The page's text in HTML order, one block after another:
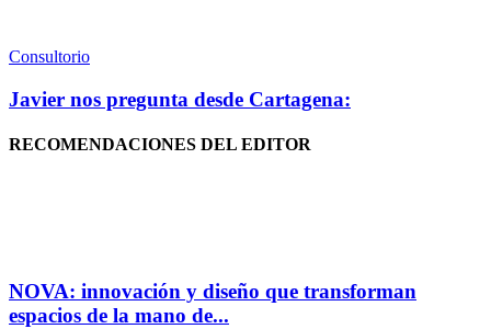
Consultorio
Javier nos pregunta desde Cartagena:
RECOMENDACIONES DEL EDITOR
NOVA: innovación y diseño que transforman
espacios de la mano de...